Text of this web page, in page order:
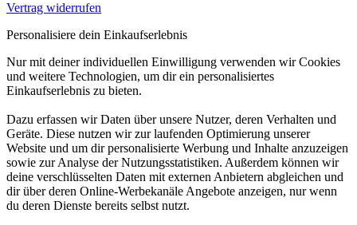
Vertrag widerrufen
Personalisiere dein Einkaufserlebnis
Nur mit deiner individuellen Einwilligung verwenden wir Cookies
und weitere Technologien, um dir ein personalisiertes
Einkaufserlebnis zu bieten.
Dazu erfassen wir Daten über unsere Nutzer, deren Verhalten und
Geräte. Diese nutzen wir zur laufenden Optimierung unserer
Website und um dir personalisierte Werbung und Inhalte anzuzeigen
sowie zur Analyse der Nutzungsstatistiken. Außerdem können wir
deine verschlüsselten Daten mit externen Anbietern abgleichen und
dir über deren Online-Werbekanäle Angebote anzeigen, nur wenn
du deren Dienste bereits selbst nutzt.